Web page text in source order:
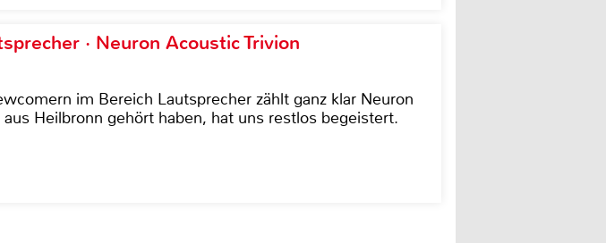
· Neuron Acoustic Trivion
im Bereich Lautsprecher zählt ganz klar Neuron
Heilbronn gehört haben, hat uns restlos begeistert.